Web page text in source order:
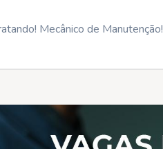
Mecânico de Manutenção!